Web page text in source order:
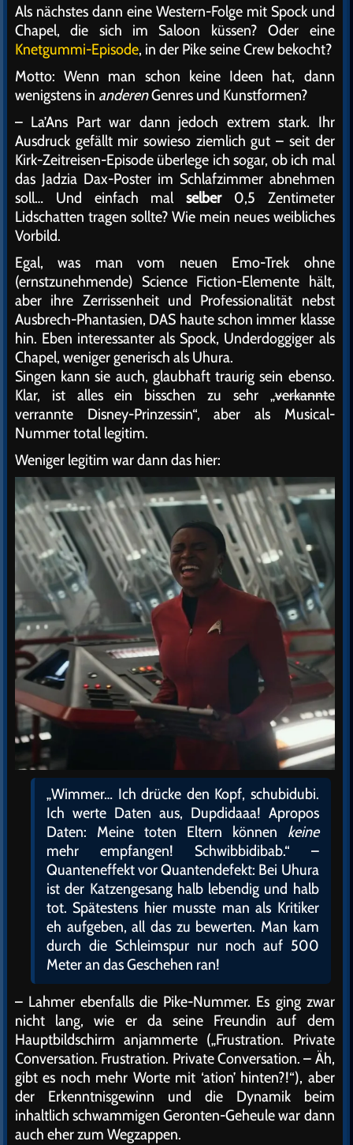
Als nächstes dann eine Western-Folge mit Spock und
Chapel, die sich im Saloon küssen? Oder eine
Knetgummi-Episode, in der Pike seine Crew bekocht?
Motto: Wenn man schon keine Ideen hat, dann
wenigstens in anderenGenres und Kunstformen?
– La’Ans Part war dann jedoch extrem stark. Ihr
Ausdruck gefällt mir sowieso ziemlich gut – seit der
Kirk-Zeitreisen-Episode überlege ich sogar, ob ich mal
das Jadzia Dax-Poster im Schlafzimmer abnehmen
soll… Und einfach malselber0,5 Zentimeter
Lidschatten tragen sollte? Wie mein neues weibliches
Vorbild.
Egal, was man vom neuen Emo-Trek ohne
(ernstzunehmende) Science Fiction-Elemente hält,
aber ihre Zerrissenheit und Professionalität nebst
Ausbrech-Phantasien, DAS haute schon immer klasse
hin. Eben interessanter als Spock, Underdoggiger als
Chapel, weniger generisch als Uhura.
Singen kann sie auch, glaubhaft traurig sein ebenso.
Klar, ist alles ein bisschen zu sehr „verkannte
verrannte Disney-Prinzessin“, aber als Musical-
Nummer total legitim.
Weniger legitim war dann das hier:
„Wimmer… Ich drücke den Kopf, schubidubi.
Ich werte Daten aus, Dupdidaaa! Apropos
Daten: Meine toten Eltern können keine
mehr empfangen! Schwibbidibab.“ –
Quanteneffekt vor Quantendefekt: Bei Uhura
ist der Katzengesang halb lebendig und halb
tot. Spätestens hier musste man als Kritiker
eh aufgeben, all das zu bewerten. Man kam
durch die Schleimspur nur noch auf 500
Meter an das Geschehen ran!
– Lahmer ebenfalls die Pike-Nummer. Es ging zwar
nicht lang, wie er da seine Freundin auf dem
Hauptbildschirm anjammerte („Frustration. Private
Conversation. Frustration. Private Conversation. – Äh,
gibt es noch mehr Worte mit ‘ation’ hinten?!“), aber
der Erkenntnisgewinn und die Dynamik beim
inhaltlich schwammigen Geronten-Geheule war dann
auch eher zum Wegzappen.